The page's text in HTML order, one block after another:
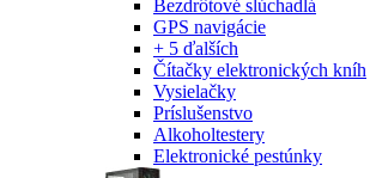
Bezdrôtové slúchadlá
GPS navigácie
+ 5 ďalších
Čítačky elektronických kníh
Vysielačky
Príslušenstvo
Alkoholtestery
Elektronické pestúnky